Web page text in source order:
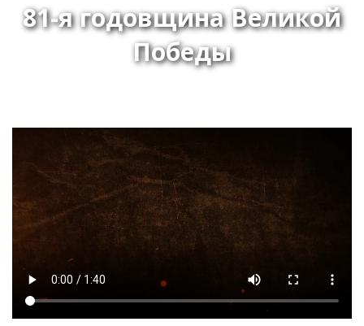
81-я годовщина Великой
Победы